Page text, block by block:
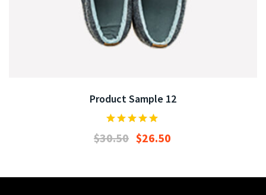
Product Sample 12
$30.50 $26.50